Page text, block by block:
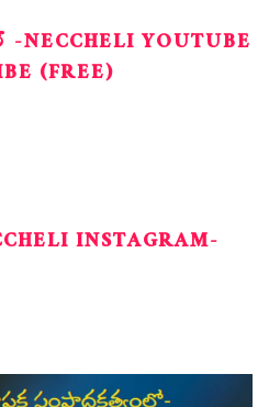
YOUTUBE
(FREE)
INSTAGRAM-